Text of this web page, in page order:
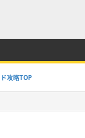
攻略TOP